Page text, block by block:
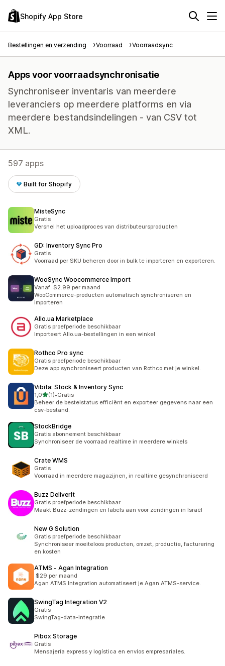
Shopify App Store
Bestellingen en verzending Voorraad Voorraadsync
Apps voor voorraadsynchronisatie
Synchroniseer inventaris van meerdere
leveranciers op meerdere platforms en via
meerdere bestandsindelingen - van CSV tot
XML.
597 apps
Built for Shopify
MisteSync
Gratis
Versnel het uploadproces van distributeursproducten
GD: Inventory Sync Pro
Gratis
Voorraad per SKU beheren door in bulk te importeren en exporteren.
WooSync Woocommerce Import
Vanaf $2.99 per maand
WooCommerce-producten automatisch synchroniseren en
importeren
Allo.ua Marketplace
Gratis proefperiode beschikbaar
Importeert Allo.ua-bestellingen in een winkel
Rothco Pro sync
Gratis proefperiode beschikbaar
Deze app synchroniseert producten van Rothco met je winkel.
Vibita: Stock & Inventory Sync
1,0van 5 sterren
(1)
1 recensies in totaal
•Gratis
Beheer de bestelstatus efficiënt en exporteer gegevens naar een
csv-bestand.
StockBridge
Gratis abonnement beschikbaar
Synchroniseer de voorraad realtime in meerdere winkels
Crate WMS
Gratis
Voorraad in meerdere magazijnen, in realtime gesynchroniseerd
Buzz DeliverIt
Gratis proefperiode beschikbaar
Maakt Buzz-zendingen en labels aan voor zendingen in Israël
New G Solution
Gratis proefperiode beschikbaar
Synchroniseer moeiteloos producten, omzet, productie, facturering
en kosten
ATMS ‑ Agan Integration
$29 per maand
Agan ATMS Integration automatiseert je Agan ATMS-service.
SwingTag Integration V2
Gratis
SwingTag-data-integratie
Pibox Storage
Gratis
Mensajería express y logística en envíos empresariales.